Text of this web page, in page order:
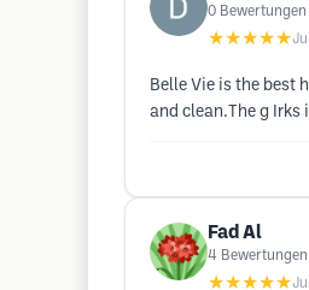
0 Bewertungen
★★★★★
Belle Vie is the best
and clean.The g Irks
Fad Al
4 Bewertungen
★★★★★